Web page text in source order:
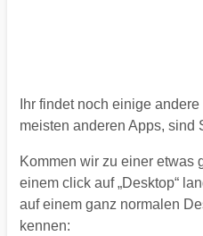
Ihr findet noch einige
meisten anderen Apps, sind
Kommen wir zu einer etwas
einem click auf „Desktop“
auf einem ganz normalen
kennen: